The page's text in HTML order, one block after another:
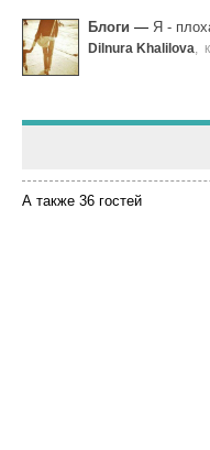
Блоги — Я -
Dilnura Khalilova
А также 36 гостей